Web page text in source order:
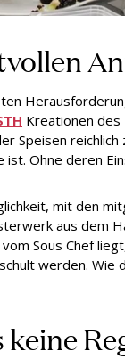
Kreationen
Speisen reichlich
Ohne deren
mit den
aus dem
Sous Chef
werden. Wie